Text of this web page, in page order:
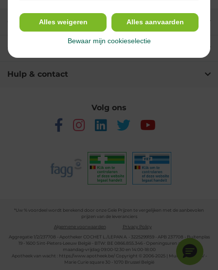
Onze diensten
Over Multipharma
Hulp & contact
Volg ons
*Uw % voordeel wordt berekend door onze Gele Prijzen te vergelijken met de aanbevolen
prijzen van de leveranciers
Algemene voorwaarden
Privacy Policy
Aggregatie 1/2/237708 - Apotheker COCHET L./LEPAN A. - 3225299159 - APB 237708 - Buitenplas
19 - 1600 Sint-Pieters-Leeuw België - BTW: BE 0866.855.346 - Openingsuren apotheek:
maandag-vrijdag 09:00-12:30 en 14:00-18:00
Apotheek van wacht :
https://www.apotheek.be/Copyright © 2006-2025 | Multipharma CV -
Marie Curie square 30 - 1070 Brussel België
Alles weigeren Alles aanvaarden
Bewaar mijn cookieselectie